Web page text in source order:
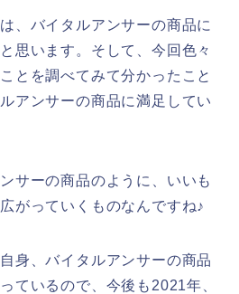
、バイタルアンサーの商品に
思います。そして、今回色々
とを調べてみて分かったこと
アンサーの商品に満足してい
サーの商品のように、いいも
がっていくものなんですね♪
身、バイタルアンサーの商品
ているので、今後も2021年、